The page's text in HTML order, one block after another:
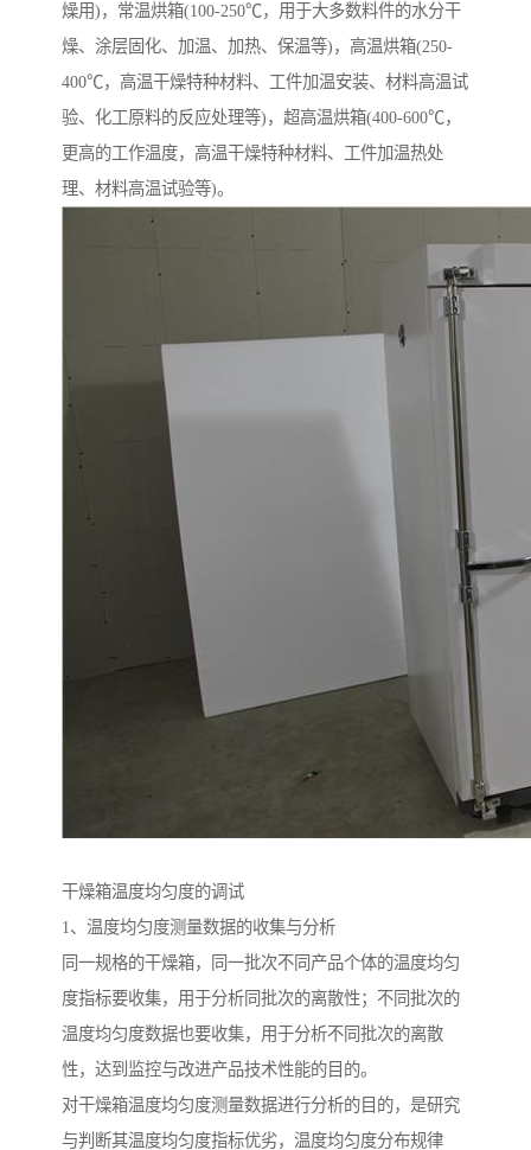
燥用)，常温烘箱(100-250℃，用于大多数料件的水分干
燥、涂层固化、加温、加热、保温等)，高温烘箱(250-
400℃，高温干燥特种材料、工件加温安装、材料高温试
验、化工原料的反应处理等)，超高温烘箱(400-600℃，
更高的工作温度，高温干燥特种材料、工件加温热处
理、材料高温试验等)。
干燥箱温度均匀度的调试
1、温度均匀度测量数据的收集与分析
同一规格的干燥箱，同一批次不同产品个体的温度均匀
度指标要收集，用于分析同批次的离散性；不同批次的
温度均匀度数据也要收集，用于分析不同批次的离散
性，达到监控与改进产品技术性能的目的。
对干燥箱温度均匀度测量数据进行分析的目的，是研究
与判断其温度均匀度指标优劣，温度均匀度分布规律